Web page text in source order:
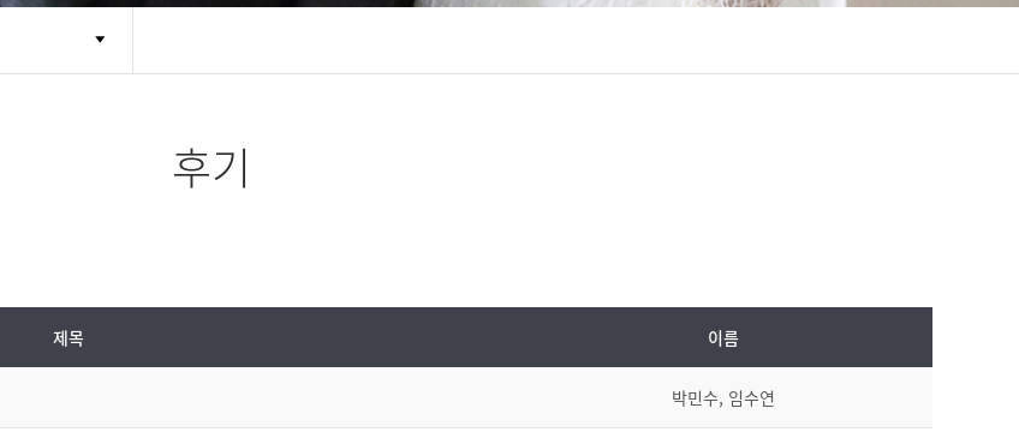
후기
제목 이름
박민수, 임수연